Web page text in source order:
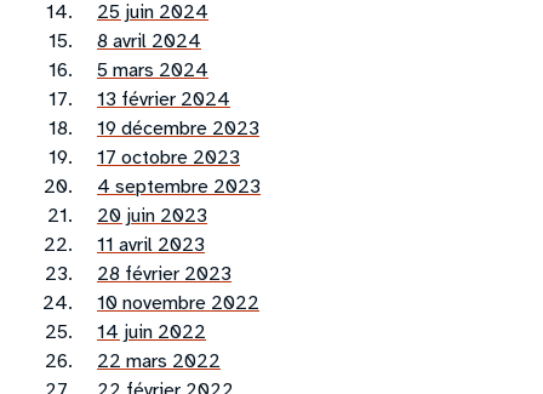
25 juin 2024
8 avril 2024
5 mars 2024
13 février 2024
19 décembre 2023
17 octobre 2023
4 septembre 2023
20 juin 2023
11 avril 2023
28 février 2023
10 novembre 2022
14 juin 2022
22 mars 2022